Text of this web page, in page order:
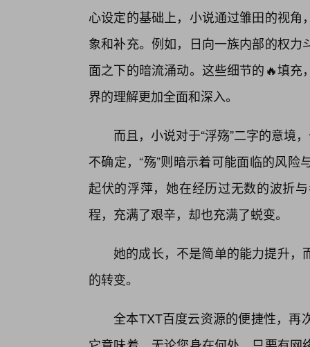
心设定的基础上，小说通过雏田的视
象和补充。例如，日向一族内部的权
面之下的暗流涌动。这些细节的🔥填
界的理解更加全面和深入。
而且，小说对于“浮殇”二字的意境
不确定，“殇”则暗示着可能面临的风
起伏的浮萍，她在经历过无数的波折
程，充满了艰辛，却也充满了蜕变。
她的成长，不是简单的能力提升
的转变。
全本TXT百度云资源的便捷性，再